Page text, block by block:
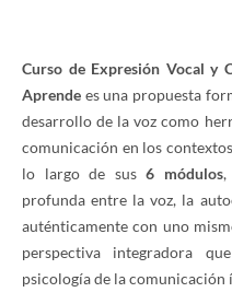
Curso de Expresión Vocal y
Aprende es una propuesta
desarrollo de la voz como
comunicación en los
lo largo de sus6 módulos,
profunda entre la voz, la
auténticamente con uno
perspectiva integradora
psicología de la comunicación